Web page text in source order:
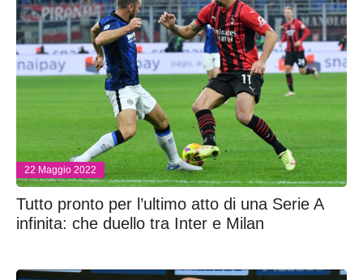
22 Maggio 2022
Tutto pronto per l’ultimo atto di una Serie A
infinita: che duello tra Inter e Milan